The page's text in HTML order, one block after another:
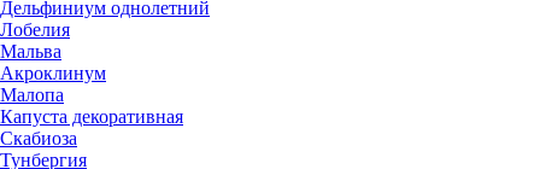
Дельфиниум однолетний
Лобелия
Мальва
Акроклинум
Малопа
Капуста декоративная
Скабиоза
Тунбергия